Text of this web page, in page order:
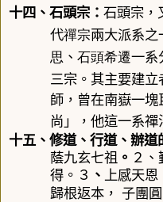
十四、 石頭宗 ： 石頭宗
代禪宗兩大派系之
思 、石頭希遷一系
三宗。其主要建立
師，曾在南嶽一
尚」，他這一系禪
十五、 修道、行道、辦道
蔭九玄七祖 。 ２、
得 。３ 、 上感天恩
歸根返本， 子團圓